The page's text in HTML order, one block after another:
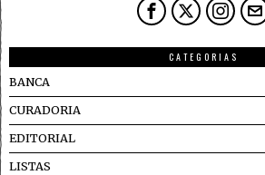
CATEGORIAS
BANCA
CURADORIA
EDITORIAL
LISTAS